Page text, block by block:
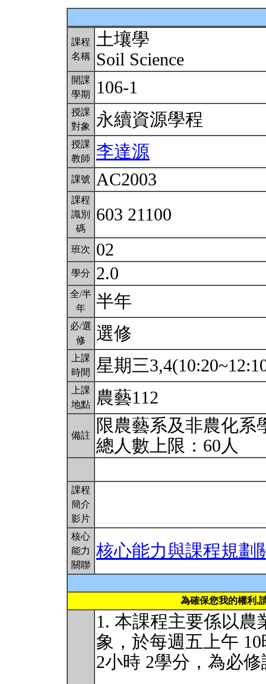
課程
名稱
土壤學
Soil Science
開課
學期
106-1
授課
對象
永續資源學程
授課
教師
李達源
課號 AC2003
課程
識別
碼
603 21100
班次 02
學分 2.0
全/半
年
半年
必/選
修
選修
上課
時間
星期三
上課
地點
農藝112
備註
限農藝系及非農化系
總人數上限：60人
課程
簡介
影片
核心
能力
關聯
核心能力與課程規劃
為確保您我的權利,
1. 本課程主要係以
象，於每週五上午
2小時 2學分，為必